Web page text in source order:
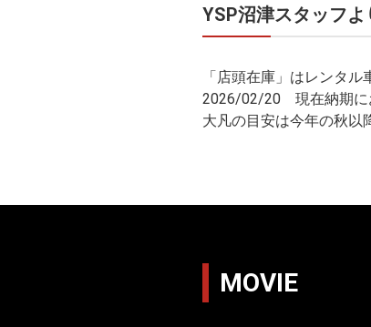
YSP沼津スタッフよ
「店頭在庫」はレンタル
2026/02/20 現在納期に
大凡の目安は今年の秋以
MOVIE